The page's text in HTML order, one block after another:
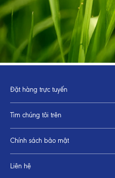
Đặt hàng trực tuyến
Tìm chúng tôi trên
Chính sách bảo mật
Liên hệ